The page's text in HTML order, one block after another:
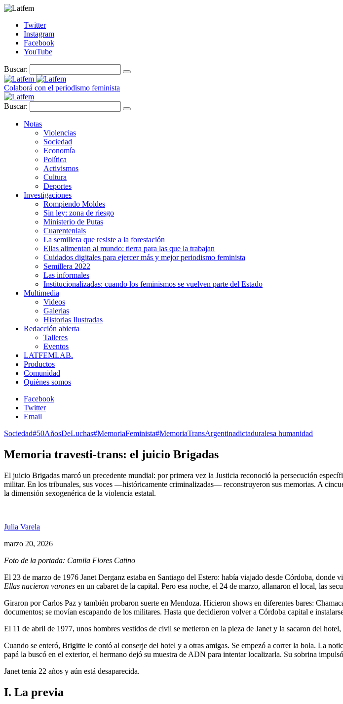
Twitter
Instagram
Facebook
YouTube
Buscar:
Colaborá con el periodismo feminista
Buscar:
Notas
Violencias
Sociedad
Economía
Política
Activismos
Cultura
Deportes
Investigaciones
Rompiendo Moldes
Sin ley: zona de riesgo
Ministerio de Putas
Cuarentenials
La semillera que resiste a la forestación
Ellas alimentan al mundo: tierra para las que la trabajan
Cuidados digitales para ejercer más y mejor periodismo feminista
Semillera 2022
Las informales
Institucionalizadas: cuando los feminismos se vuelven parte del Estado
Multimedia
Videos
Galerias
Historias Ilustradas
Redacción abierta
Talleres
Eventos
LATFEMLAB.
Productos
Comunidad
Quiénes somos
Facebook
Twitter
Email
Sociedad#50AñosDeLuchas#MemoriaFeminista#MemoriaTransArgentinadictaduralesa humanidad
Memoria travesti-trans: el juicio Brigadas
El juicio Brigadas marcó un precedente mundial: por primera vez la Justicia reconoció la persecución
militar. En los tribunales, sus voces —históricamente criminalizadas— reconstruyeron sus memorias. A
la dimensión sexogenérica de la violencia estatal.
Julia Varela
marzo 20, 2026
Foto de la portada: Camila Flores Catino
El 23 de marzo de 1976 Janet Derganz estaba en Santiago del Estero: había viajado desde Córdoba,
Ellas nacieron varones en un cabaret de la capital. Pero esa noche, el 24 de marzo, allanaron el local, las
Giraron por Carlos Paz y también probaron suerte en Mendoza. Hicieron shows en diferentes bares:
documentos; se movían escapando de los militares. Hasta que decidieron volver a Córdoba capital e
El 11 de abril de 1977, unos hombres vestidos de civil se metieron en la pieza de Janet y la sacaron del
Cuando se enteró, Brigitte le contó al conserje del hotel y a otras amigas. Se empezó a correr la bola. La
papá la buscó en el exterior, el hermano dejó su muestra de ADN para intentar localizarla. Su sobrina
Janet tenía 22 años y aún está desaparecida.
I. La previa